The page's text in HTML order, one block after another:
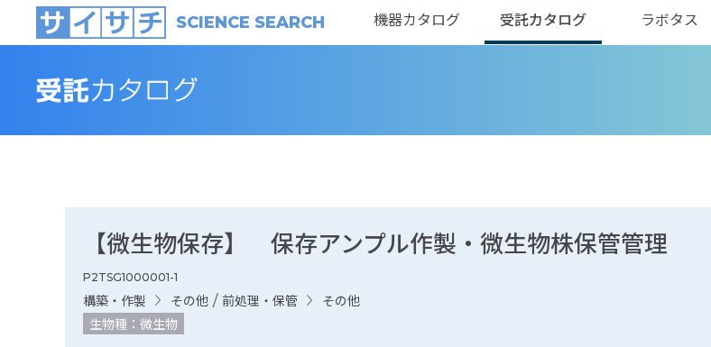
SCIENCE SEARCH 機器カタログ 受託カタログ ラボタス
【微生物保存】 保存アンプル作製・微生物株保管管理
P2TSG1000001-1
構築・作製 その他 / 前処理・保管
その他
生物種：微生物